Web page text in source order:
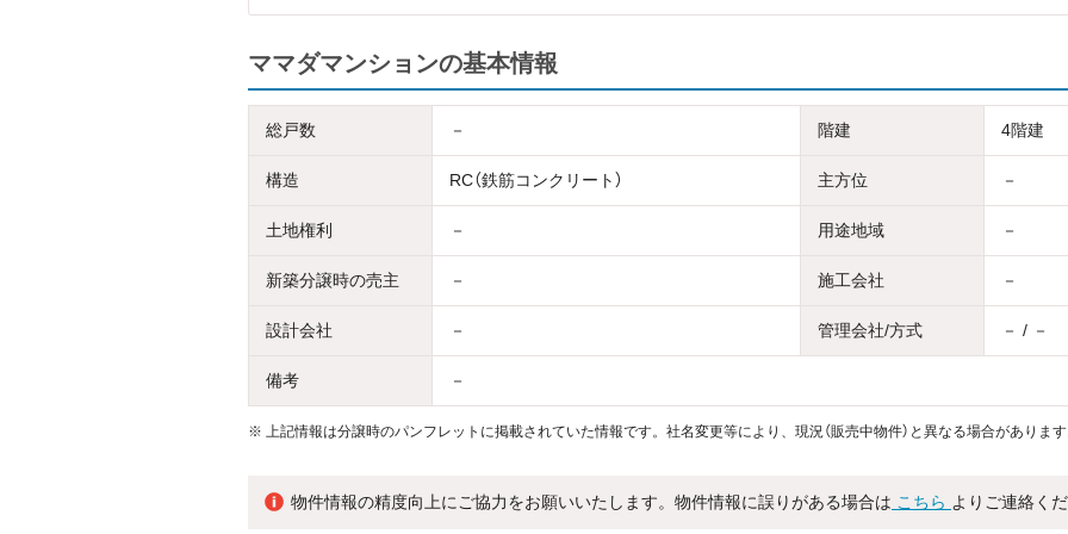
ママダマンションの基本情報
総戸数 － 階建 4階建
構造 RC（鉄筋コンクリート） 主方位 －
土地権利 － 用途地域 －
新築分譲時の売主 － 施工会社 －
設計会社 － 管理会社/方式 － / －
備考 －
※ 上記情報は分譲時のパンフレットに掲載されていた情報です。社名変更等により、現況（販売中物件）と異なる場合があります
物件情報の精度向上にご協力をお願いいたします。物件情報に誤りがある場合は こちら よりご連絡くだ